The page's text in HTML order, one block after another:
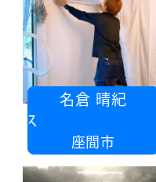
名倉 晴紀
座間市